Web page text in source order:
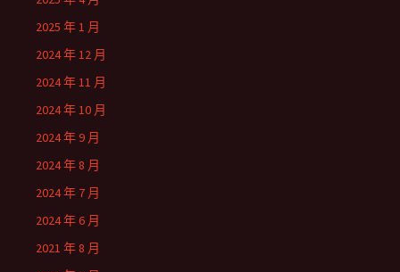
2025 年 1 月
2024 年 12 月
2024 年 11 月
2024 年 10 月
2024 年 9 月
2024 年 8 月
2024 年 7 月
2024 年 6 月
2021 年 8 月